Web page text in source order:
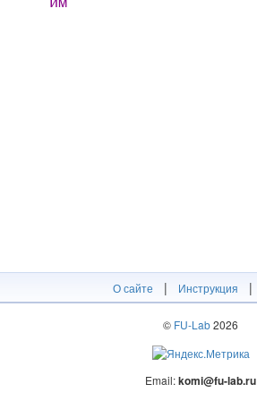
О сайте | Инструкция |
© FU-Lab2026
Email:komi@fu-lab.ru